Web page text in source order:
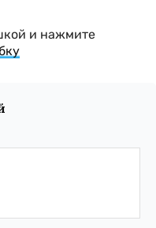
и нажмите